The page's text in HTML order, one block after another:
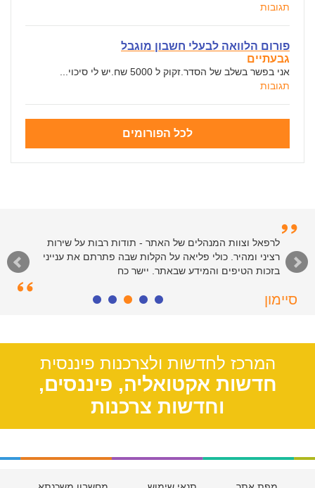
תגובות
פורום הלוואה לבעלי חשבון מוגבל
גבעתיים
אני בפשר בשלב של הסדר.זקוק ל 5000 שח.יש לי סיכוי...
תגובות
לכל הפורומים
לרפאל וצוות המנהלים של האתר - תודות רבות על שירות
רציני ומהיר. כולי פליאה על הקלות שבה פתרתם את ענייני
בזכות הטיפים והמידע שבאתר. יישר כח
סיימון
המרכז לחדשות ולצרכנות פיננסית
חדשות אקטואליה, פיננסים,
וחדשות צרכנות